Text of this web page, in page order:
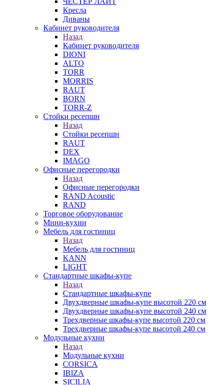
Кресла
Диваны
Кабинет руководителя
Назад
Кабинет руководителя
DIONI
ALTO
TORR
MORRIS
RAUT
BORN
TORR-Z
Стойки ресепшн
Назад
Стойки ресепшн
RAUT
DEX
IMAGO
Офисные перегородки
Назад
Офисные перегородки
RAND Acoustic
RAND
Торговое оборудование
Мини-кухни
Мебель для гостиниц
Назад
Мебель для гостиниц
KANN
LIGHT
Стандартные шкафы-купе
Назад
Стандартные шкафы-купе
Двухдверные шкафы-купе высотой 220 см
Двухдверные шкафы-купе высотой 240 см
Трехдверные шкафы-купе высотой 220 см
Трехдверные шкафы-купе высотой 240 см
Модульные кухни
Назад
Модульные кухни
CORSICA
IBIZA
SICILIA